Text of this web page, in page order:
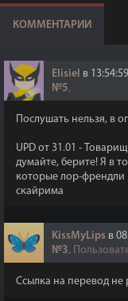
КОММЕНТАРИИ
Elisiel в
№5,
Послушать нельзя, в
UPD от 31.01 -
думайте, берите! Я в
которые лор-френдли
скайрима
KissMyLips в
№3,
Ссылка на перевод не